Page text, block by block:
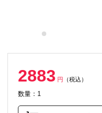
2883 円 （税込）
数量：1